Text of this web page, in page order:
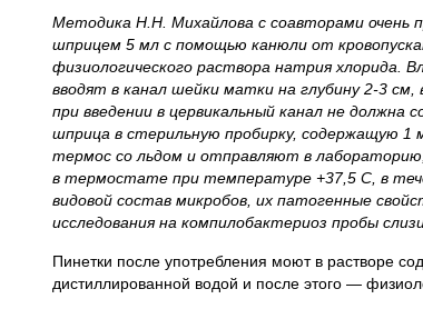
Методика Н.Н. Михайлова с соавторами очень
шприцем 5 мл с помощью канюли от
физиологического раствора натрия хлорида.
вводят в канал шейки матки на глубину 2-3
при введении в цервикальный канал не должна
шприца в стерильную пробирку, содержащую 1
термос со льдом и отправляют в
в термостате при температуре +37,5 С, в
видовой состав микробов, их патогенные
исследования на компилобактериоз пробы
Пинетки после употребления моют в растворе
дистиллированной водой и после этого —